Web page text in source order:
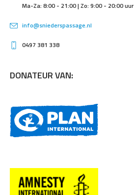
Ma-Za: 8:00 - 21:00 | Zo: 9:00 - 20:00 uur
info@sniederspassage.nl
0497 381 338
DONATEUR VAN: